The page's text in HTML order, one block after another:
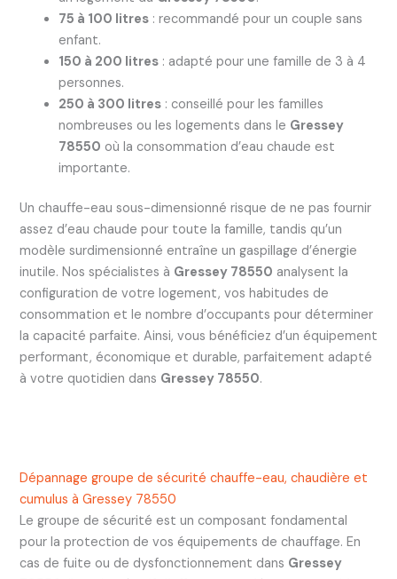
75 à 100 litres: recommandé pour un couple sans
enfant.
150 à 200 litres: adapté pour une famille de 3 à 4
personnes.
250 à 300 litres: conseillé pour les familles
nombreuses ou les logements dans le Gressey
78550 où la consommation d’eau chaude est
importante.
Un chauffe-eau sous-dimensionné risque de ne pas fournir
assez d’eau chaude pour toute la famille, tandis qu’un
modèle surdimensionné entraîne un gaspillage d’énergie
inutile. Nos spécialistes à Gressey 78550 analysent la
configuration de votre logement, vos habitudes de
consommation et le nombre d’occupants pour déterminer
la capacité parfaite. Ainsi, vous bénéficiez d’un équipement
performant, économique et durable, parfaitement adapté
à votre quotidien dans Gressey 78550.
Dépannage groupe de sécurité chauffe-eau, chaudière et
cumulus à Gressey 78550
Le groupe de sécurité est un composant fondamental
pour la protection de vos équipements de chauffage. En
cas de fuite ou de dysfonctionnement dans Gressey